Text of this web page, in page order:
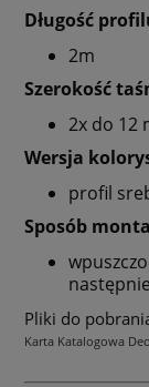
Długość
2m
Szerokość
2x do 12
Wersja
profil
Sposób
Pliki do
Karta Katalogowa